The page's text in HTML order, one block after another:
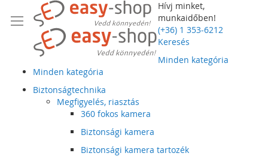
Hívj minket,
munkaidőben!
(+36) 1 353-6212
Keresés
Minden kategória
Minden kategória
Biztonságtechnika
Megfigyelés, riasztás
360 fokos kamera
Biztonsági kamera
Biztonsági kamera tartozék